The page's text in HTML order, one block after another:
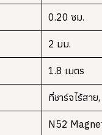
0.20 ซม.
2 มม.
1.8 เมตร
ที่ชาร์จไร้สา
N52